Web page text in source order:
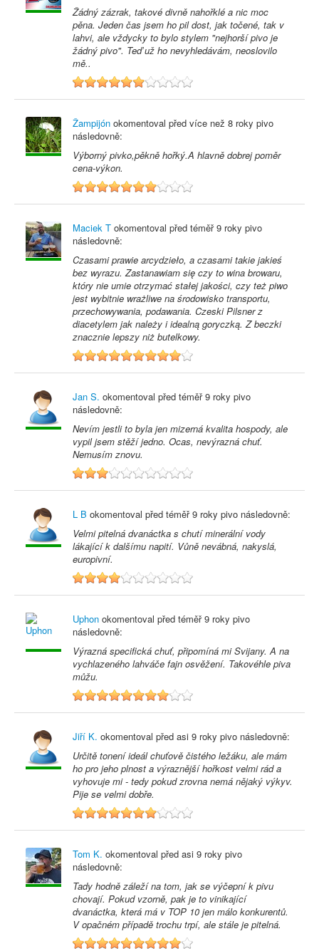
Žádný zázrak, takové divně nahořklé a nic moc
pěna. Jeden čas jsem ho pil dost, jak točené, tak v
lahvi, ale vždycky to bylo stylem "nejhorší pivo je
žádný pivo". Teď už ho nevyhledávám, neoslovilo
mě..
6
Žampijón okomentoval před více než 8 roky pivo
následovně:
Výborný pivko,pěkně hořký.A hlavně dobrej poměr
cena-výkon.
7
Maciek T okomentoval před téměř 9 roky pivo
následovně:
Czasami prawie arcydzieło, a czasami takie jakieś
bez wyrazu. Zastanawiam się czy to wina browaru,
który nie umie otrzymać stałej jakości, czy też piwo
jest wybitnie wrażliwe na środowisko transportu,
przechowywania, podawania. Czeski Pilsner z
diacetylem jak należy i idealną goryczką. Z beczki
znacznie lepszy niż butelkowy.
9
Jan S. okomentoval před téměř 9 roky pivo
následovně:
Nevím jestli to byla jen mizerná kvalita hospody, ale
vypil jsem stěží jedno. Ocas, nevýrazná chuť.
Nemusím znovu.
3
L B okomentoval před téměř 9 roky pivo následovně:
Velmi pitelná dvanáctka s chutí minerální vody
lákající k dalšímu napití. Vůně nevábná, nakyslá,
europivní.
4
Uphon okomentoval před téměř 9 roky pivo
následovně:
Výrazná specifická chuť, připomíná mi Svijany. A na
vychlazeného lahváče fajn osvěžení. Takovéhle piva
můžu.
8
Jiří K. okomentoval před asi 9 roky pivo následovně:
Určitě tonení ideál chuťově čistého ležáku, ale mám
ho pro jeho plnost a výraznější hořkost velmi rád a
vyhovuje mi - tedy pokud zrovna nemá nějaký výkyv.
Pije se velmi dobře.
7
Tom K. okomentoval před asi 9 roky pivo
následovně:
Tady hodně záleží na tom, jak se výčepní k pivu
chovají. Pokud vzorně, pak je to vinikající
dvanáctka, která má v TOP 10 jen málo konkurentů.
V opačném případě trochu trpí, ale stále je pitelná.
9